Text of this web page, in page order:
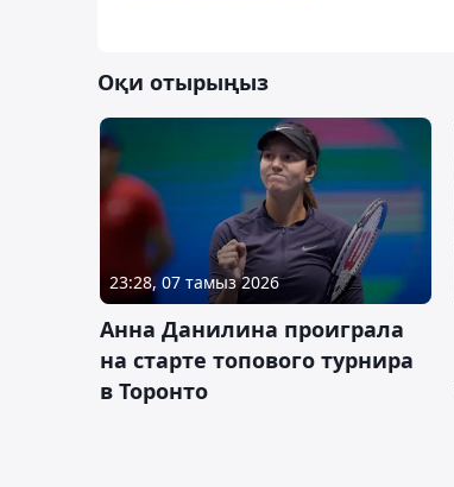
Оқи отырыңыз
23:28, 07 тамыз 2026
Анна Данилина проиграла
на старте топового турнира
в Торонто